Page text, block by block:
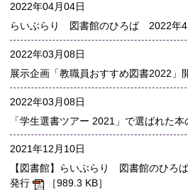
2022年04月04日
らいぶらり 図書館のひろば 2022年4
2022年03月08日
展示企画「教職員おすすめ図書2022」
2022年03月08日
「学生選書ツアー 2021」で選ばれた
2021年12月10日
【図書館】らいぶらり 図書館のひろ
発行
［989.3 KB］